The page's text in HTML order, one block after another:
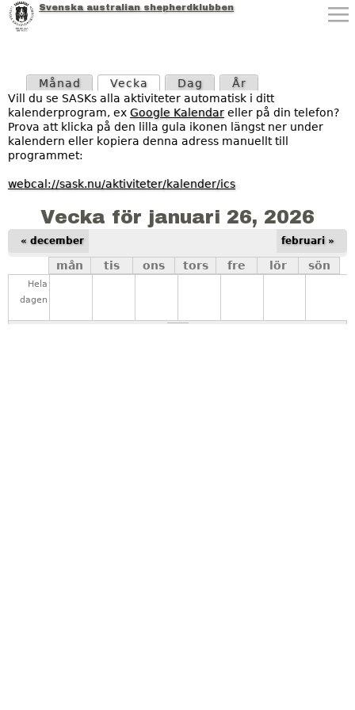
Jump to navigation
Svenska australian shepherdklubben
r
i
m
ä
a
f
i
Månad Vecka (aktiv flik)
Dag
År
Vill du se SASKs alla aktiviteter automatisk i ditt
kalenderprogram, ex Google Kalendar eller på din telefon?
Prova att klicka på den lilla gula ikonen längst ner under
kalendern eller kopiera denna adress manuellt till
programmet:
webcal://sask.nu/aktiviteter/kalender/ics
Vecka för januari 26, 2026
« december februari »
mån tis ons tors fre lör sön
Hela
dagen